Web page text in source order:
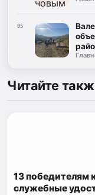
05
Читайте
13 победителям
служебные